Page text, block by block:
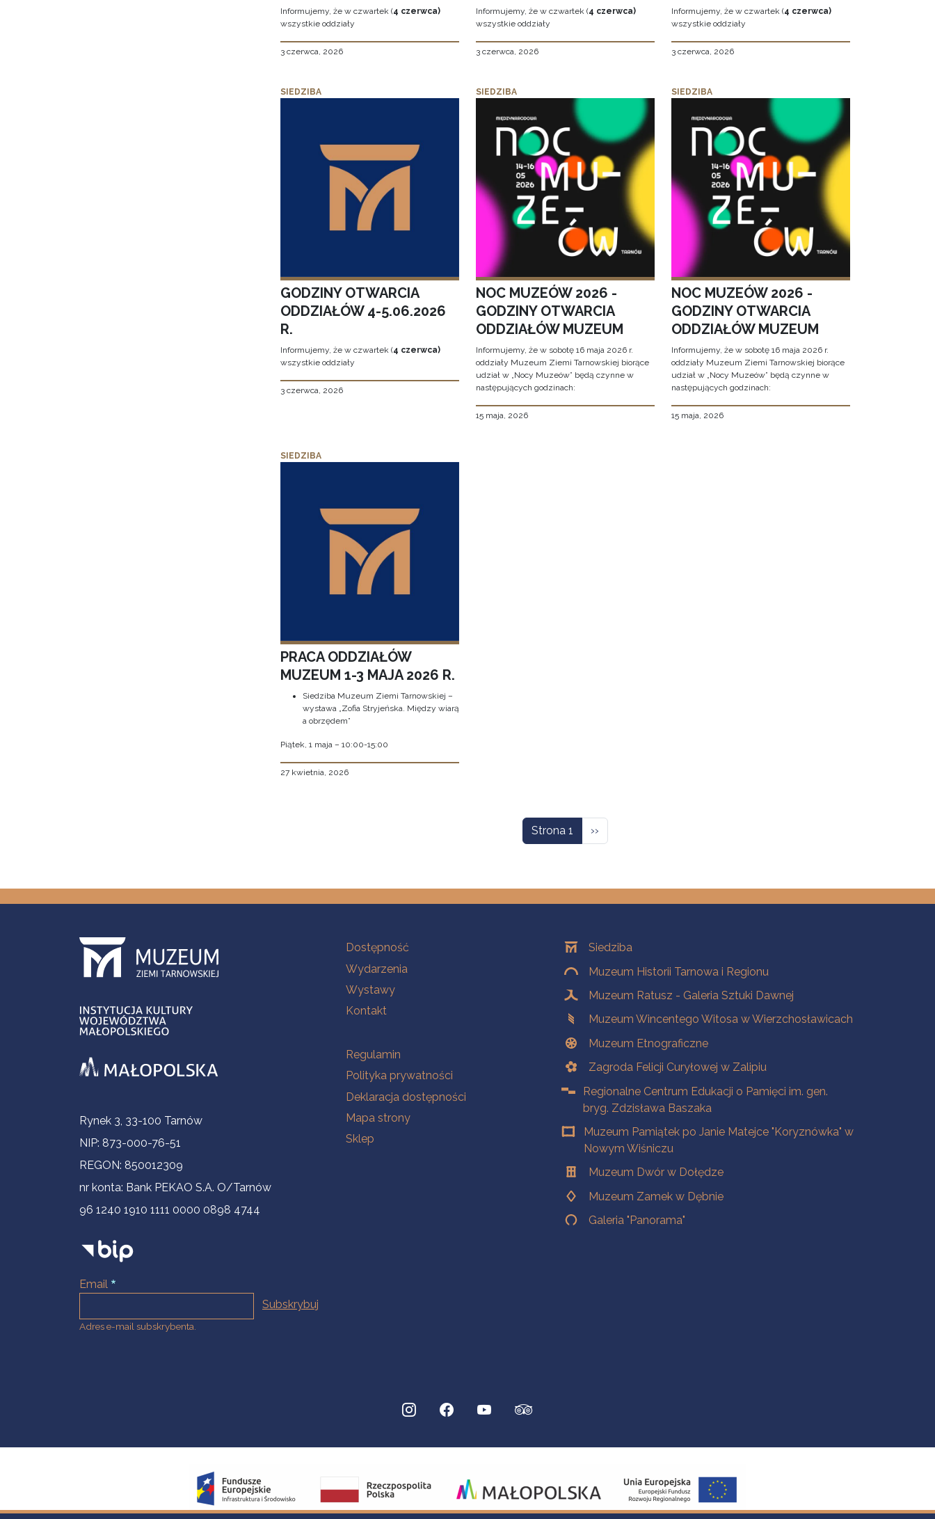
Informujemy, że w czwartek (4 czerwca)
wszystkie oddziały
3 czerwca, 2026
Informujemy, że w czwartek (4 czerwca)
wszystkie oddziały
3 czerwca, 2026
Informujemy, że w czwartek (4 czerwca)
wszystkie oddziały
3 czerwca, 2026
SIEDZIBA
GODZINY OTWARCIA
ODDZIAŁÓW 4-5.06.2026
R.
Informujemy, że w czwartek (4 czerwca)
wszystkie oddziały
3 czerwca, 2026
SIEDZIBA
NOC MUZEÓW 2026 -
GODZINY OTWARCIA
ODDZIAŁÓW MUZEUM
Informujemy, że w sobotę 16 maja 2026 r.
oddziały Muzeum Ziemi Tarnowskiej biorące
udział w „Nocy Muzeów” będą czynne w
następujących godzinach:
15 maja, 2026
SIEDZIBA
NOC MUZEÓW 2026 -
GODZINY OTWARCIA
ODDZIAŁÓW MUZEUM
Informujemy, że w sobotę 16 maja 2026 r.
oddziały Muzeum Ziemi Tarnowskiej biorące
udział w „Nocy Muzeów” będą czynne w
następujących godzinach:
15 maja, 2026
SIEDZIBA
PRACA ODDZIAŁÓW
MUZEUM 1-3 MAJA 2026 R.
Siedziba Muzeum Ziemi Tarnowskiej –
wystawa „Zofia Stryjeńska. Między wiarą
a obrzędem”
Piątek, 1 maja – 10:00-15:00
27 kwietnia, 2026
Strona 1 Następna strona
››
Informacje kontaktowe
Rynek 3, 33-100 Tarnów
NIP: 873-000-76-51
REGON: 850012309
nr konta: Bank PEKAO S.A. O/Tarnów
96 1240 1910 1111 0000 0898 4744
Email
Adres e-mail subskrybenta.
Na skróty
Dostępność
Wydarzenia
Wystawy
Kontakt
Na skróty
Regulamin
Polityka prywatności
Deklaracja dostępności
Mapa strony
Sklep
OddziałySiedziba
Muzeum Historii Tarnowa i Regionu
Muzeum Ratusz - Galeria Sztuki Dawnej
Muzeum Wincentego Witosa w Wierzchosławicach
Muzeum Etnograficzne
Zagroda Felicji Curyłowej w Zalipiu
Regionalne Centrum Edukacji o Pamięci im. gen.
bryg. Zdzisława Baszaka
Muzeum Pamiątek po Janie Matejce "Koryznówka" w
Nowym Wiśniczu
Muzeum Dwór w Dołędze
Muzeum Zamek w Dębnie
Galeria "Panorama"